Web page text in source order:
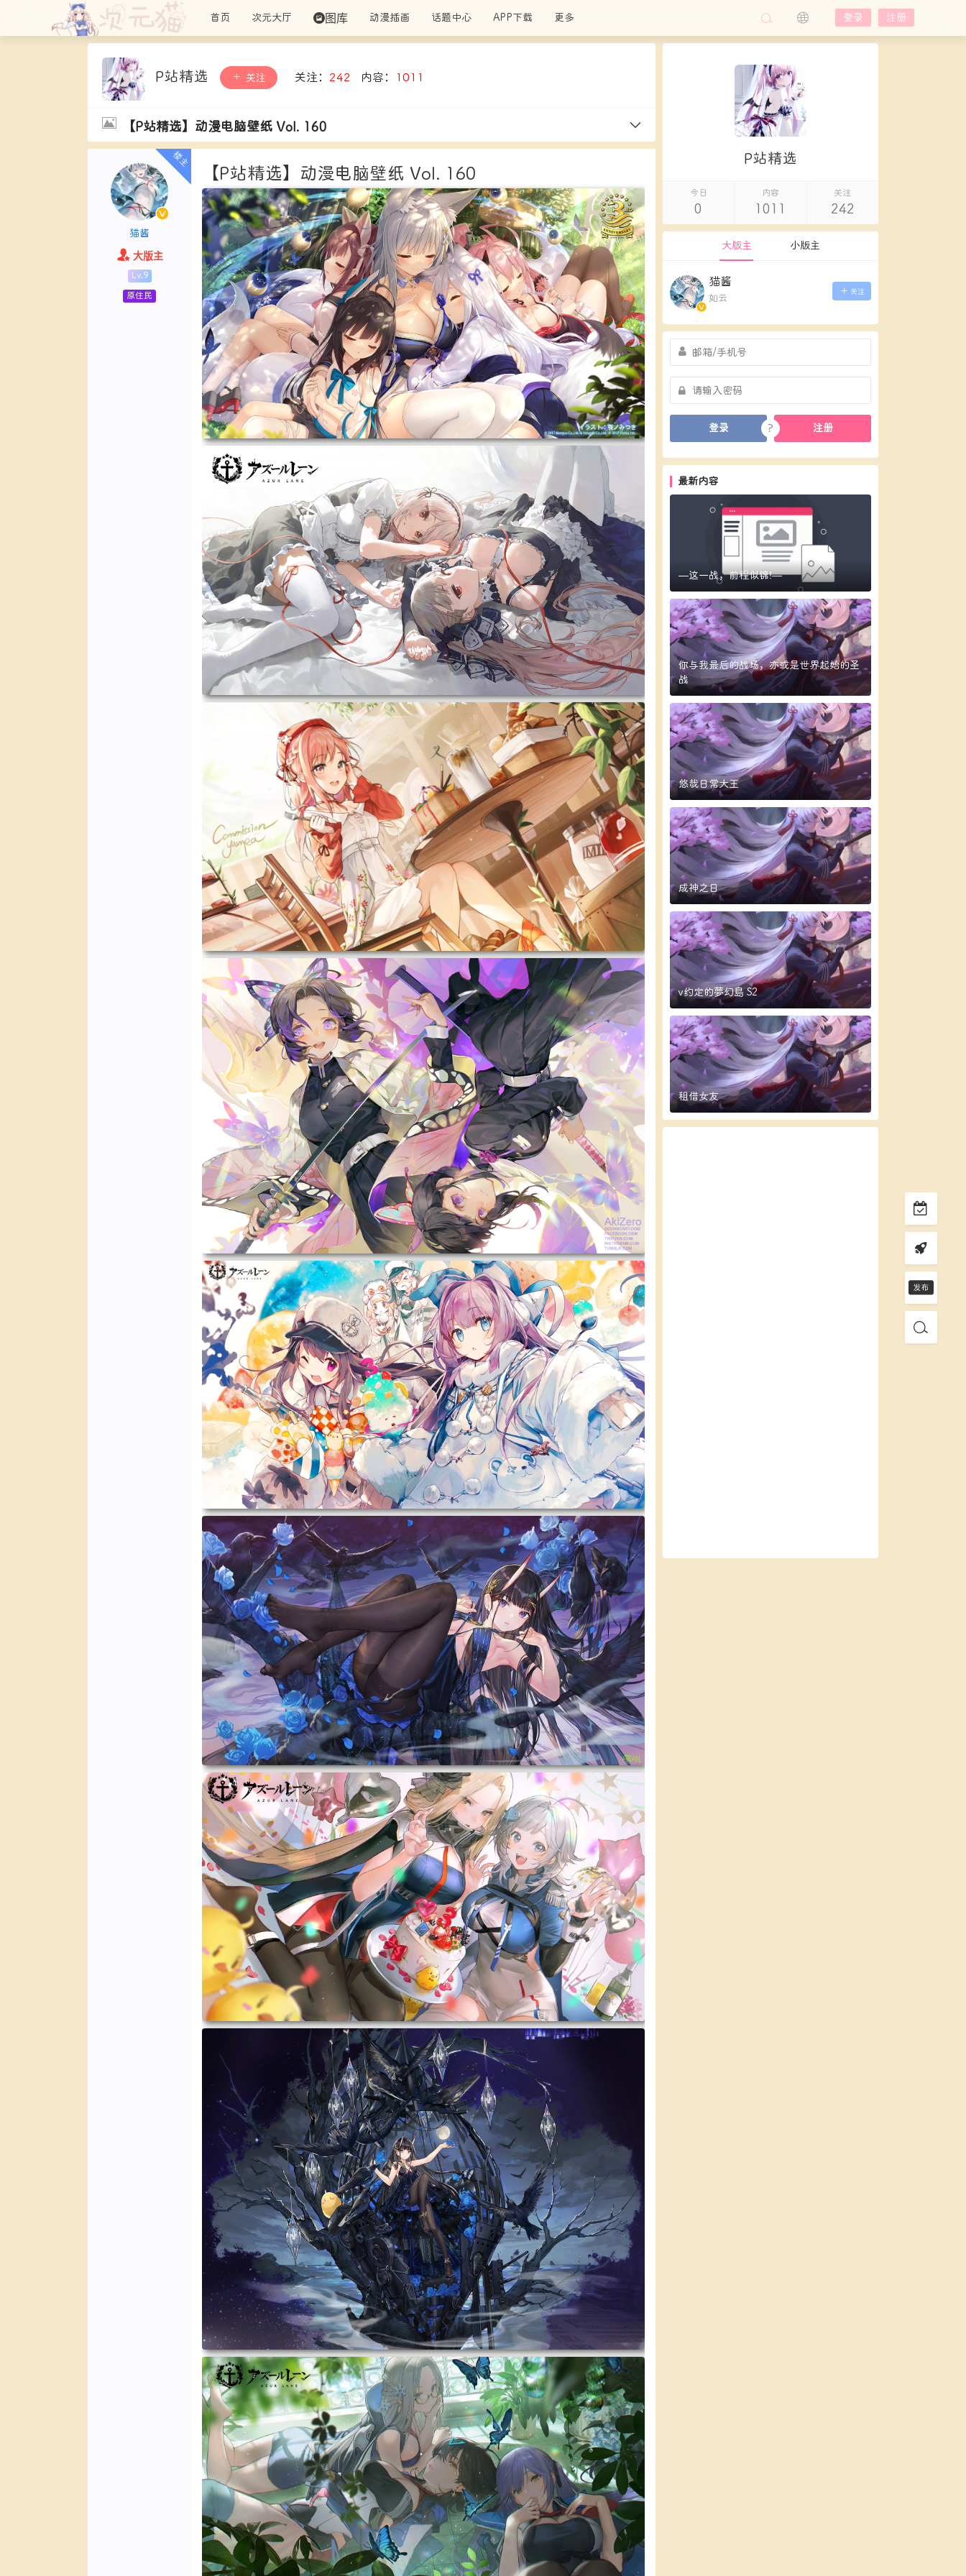
首页 次元大厅 图库 动漫插画 话题中心 APP下载 更多 登录 注册
P站精选 关注 关注： 242 内容： 1011
【P站精选】动漫电脑壁纸 Vol. 160
猫酱
大版主
Lv.9
原住民
【P站精选】动漫电脑壁纸 Vol. 160
P站精选
今日
0
内容
1011
关注
242
大版主 小版主
猫酱
如云
关注
登录 ? 注册
最新内容
—这一战，前程似锦!—
你与我最后的战场，亦或是世界起始的圣
战
悠哉日常大王
成神之日
v约定的夢幻島 S2
租借女友